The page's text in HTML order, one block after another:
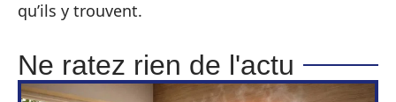
qu’ils y trouvent.
Ne ratez rien de l'actu